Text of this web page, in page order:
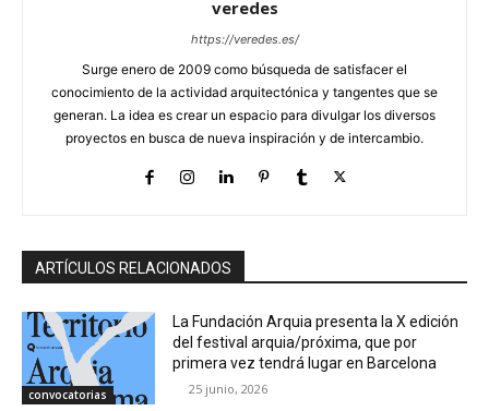
veredes
https://veredes.es/
Surge enero de 2009 como búsqueda de satisfacer el
conocimiento de la actividad arquitectónica y tangentes que se
generan. La idea es crear un espacio para divulgar los diversos
proyectos en busca de nueva inspiración y de intercambio.
ARTÍCULOS RELACIONADOS
convocatorias
La Fundación Arquia presenta la X edición
del festival arquia/próxima, que por
primera vez tendrá lugar en Barcelona
25 junio, 2026